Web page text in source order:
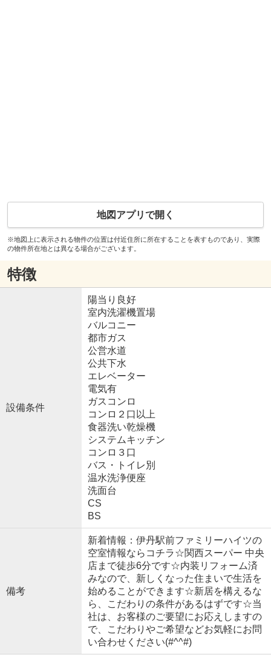
地図アプリで開く
※地図上に表示される物件の位置は付近住所に所在することを表すものであり、実際
の物件所在地とは異なる場合がございます。
特徴
設備条件
陽当り良好
室内洗濯機置場
バルコニー
都市ガス
公営水道
公共下水
エレベーター
電気有
ガスコンロ
コンロ２口以上
食器洗い乾燥機
システムキッチン
コンロ３口
バス・トイレ別
温水洗浄便座
洗面台
CS
BS
備考
新着情報：伊丹駅前ファミリーハイツの
空室情報ならコチラ☆関西スーパー 中央
店まで徒歩6分です☆内装リフォーム済
みなので、新しくなった住まいで生活を
始めることができます☆新居を構えるな
ら、こだわりの条件があるはずです☆当
社は、お客様のご要望にお応えしますの
で、こだわりやご希望などお気軽にお問
い合わせください(#^^#)